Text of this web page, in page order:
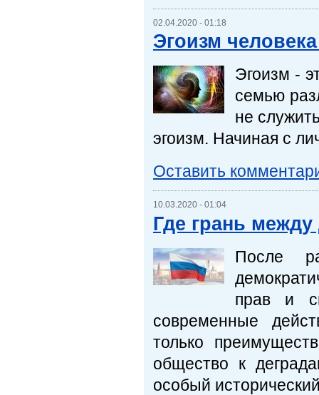
02.04.2020 - 01:18
Эгоизм
Эгоизм -
семью
не
эгоизм. Начиная с
Оставить
10.03.2020 - 01:04
Где грань
После
прав и
современные
только
общество к
особый